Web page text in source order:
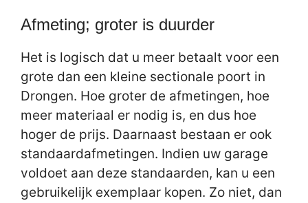
Afmeting; groter is duurder
Het is logisch dat u meer betaalt voor een
grote dan een kleine sectionale poort in
Drongen. Hoe groter de afmetingen, hoe
meer materiaal er nodig is, en dus hoe
hoger de prijs. Daarnaast bestaan er ook
standaardafmetingen. Indien uw garage
voldoet aan deze standaarden, kan u een
gebruikelijk exemplaar kopen. Zo niet, dan